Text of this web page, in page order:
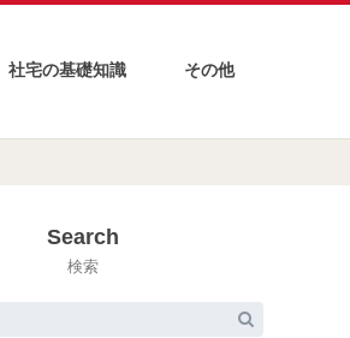
社宅の基礎知識 その他
Search